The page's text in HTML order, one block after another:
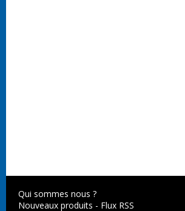
Qui sommes nous ?
Nouveaux produits - Flux RSS